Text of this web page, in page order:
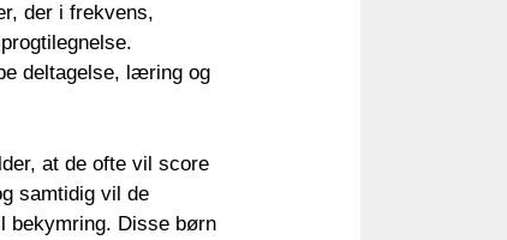
der i frekvens,
deltagelse, læring og
at de ofte vil score
samtidig vil de
bekymring. Disse børn